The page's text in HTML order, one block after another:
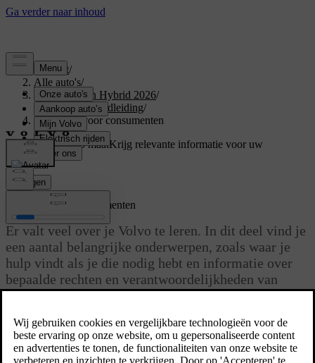
Support/
Alle auto's/
XC60 Plug-in Hybrid 2026/
Gebruikershandleiding/
Informatie voor consumenten
Ondersteuning op maatKrijg relevante informatie voor uw
specifieke auto.
Inloggen
Bijgewerkt 28/10/2024
Informatie voor consumenten
Er valt veel over je Volvo te leren. In dit deel vind je
een aantal belangrijke onderwerpen, zoals waar je
hulp vindt als je die nodig hebt en informatie over
bepaalde rechten en verantwoordelijkheden van
consumenten.